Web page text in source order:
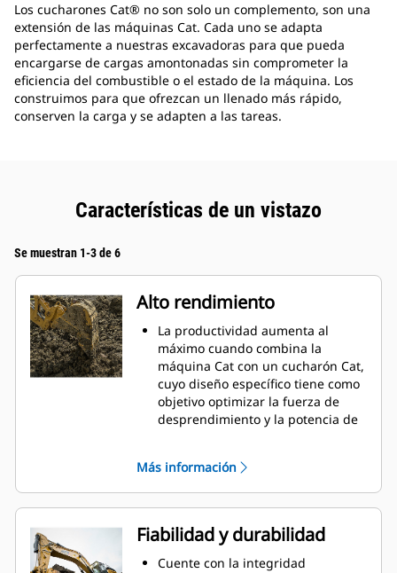
Los cucharones Cat® no son solo un complemento, son una
extensión de las máquinas Cat. Cada uno se adapta
perfectamente a nuestras excavadoras para que pueda
encargarse de cargas amontonadas sin comprometer la
eficiencia del combustible o el estado de la máquina. Los
construimos para que ofrezcan un llenado más rápido,
conserven la carga y se adapten a las tareas.
Características de un vistazo
Se muestran 1-3 de 6
Alto rendimiento
La productividad aumenta al
máximo cuando combina la
máquina Cat con un cucharón Cat,
cuyo diseño específico tiene como
objetivo optimizar la fuerza de
desprendimiento y la potencia de
radio mejora el flujo de material
hacia el cucharón. El espacio libre
del talón agregado asegura que la
parte inferior del cucharón no se
arrastre, lo que reduce los costos
de mantenimiento.
Más información
Fiabilidad y durabilidad
Cuente con la integridad